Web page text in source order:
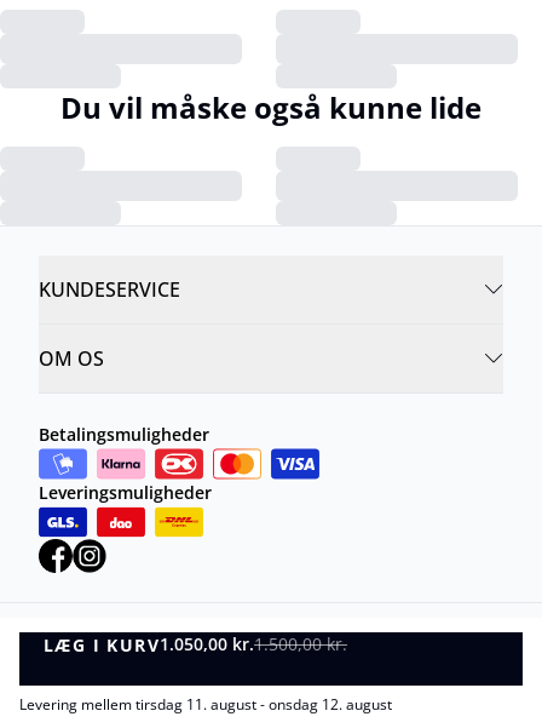
LÆG I KURV1.050,00 kr.1.500,00 kr.
LÆG I KURV
Levering mellem tirsdag 11. august - onsdag 12. august
Du vil måske også kunne lide
KUNDESERVICE
OM OS
Betalingsmuligheder
Leveringsmuligheder
Privatlivspolitik Vilkår og betingelser
©DK Company Online A/S 2026